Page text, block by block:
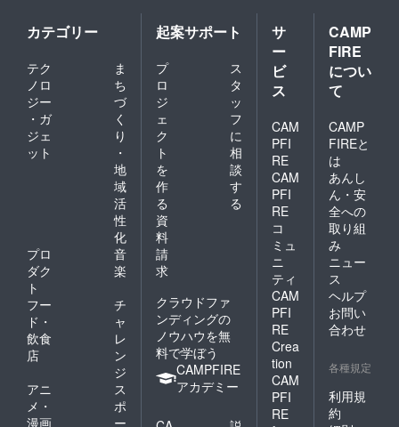
カテゴリー
テク
ノロ
ジー
・ガ
ジェ
ット
ま
ち
づ
く
り
・
地
域
活
性
化
プロ
ダク
ト
音
楽
フー
ド・
飲食
店
チ
ャ
レ
ン
ジ
アニ
メ・
漫画
ス
ポ
ー
起案サポート
プ
ロ
ジ
ェ
ク
ト
を
作
る
ス
タ
ッ
フ
に
相
談
す
る
資
料
請
求
クラウドファ
ンディングの
ノウハウを無
料で学ぼう
CAMPFIRE
アカデミー
サ
ー
ビ
ス
CAM
PFI
RE
CAM
PFI
RE
コ
ミュ
ニ
ティ
CAM
PFI
RE
Crea
tion
CAM
PFI
RE
CAMP
FIRE
につい
て
CAMP
FIREと
は
あんし
ん・安
全への
取り組
み
ニュー
ス
ヘルプ
お問い
合わせ
各種規定
利用規
約